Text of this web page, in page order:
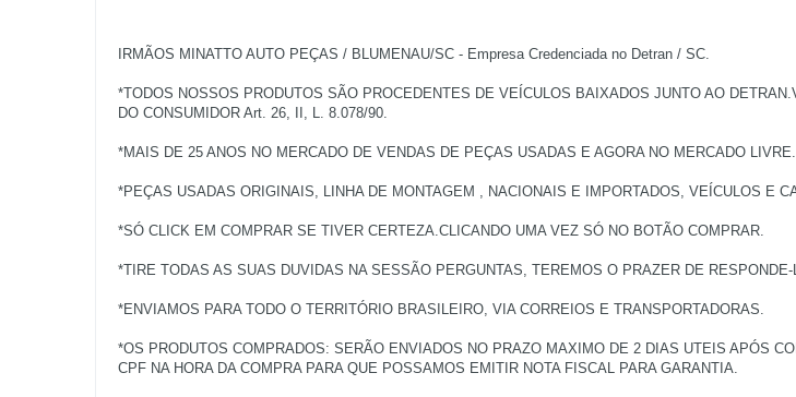
IRMÃOS MINATTO AUTO PEÇAS / BLUMENAU/SC - Empresa Credenciada no Detran / SC.
*TODOS NOSSOS PRODUTOS SÃO PROCEDENTES DE VEÍCULOS BAIXADOS JUNTO AO
DO CONSUMIDOR Art. 26, II, L. 8.078/90.
*MAIS DE 25 ANOS NO MERCADO DE VENDAS DE PEÇAS USADAS E AGORA NO MERCADO LIVRE.
*PEÇAS USADAS ORIGINAIS, LINHA DE MONTAGEM , NACIONAIS E IMPORTADOS, VEÍCULOS E
*SÓ CLICK EM COMPRAR SE TIVER CERTEZA.CLICANDO UMA VEZ SÓ NO BOTÃO COMPRAR.
*TIRE TODAS AS SUAS DUVIDAS NA SESSÃO PERGUNTAS, TEREMOS O PRAZER DE RESPONDE-
*ENVIAMOS PARA TODO O TERRITÓRIO BRASILEIRO, VIA CORREIOS E TRANSPORTADORAS.
*OS PRODUTOS COMPRADOS: SERÃO ENVIADOS NO PRAZO MAXIMO DE 2 DIAS UTEIS APÓS
CPF NA HORA DA COMPRA PARA QUE POSSAMOS EMITIR NOTA FISCAL PARA GARANTIA.